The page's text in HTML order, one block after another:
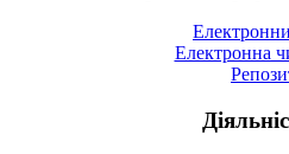
Електронна